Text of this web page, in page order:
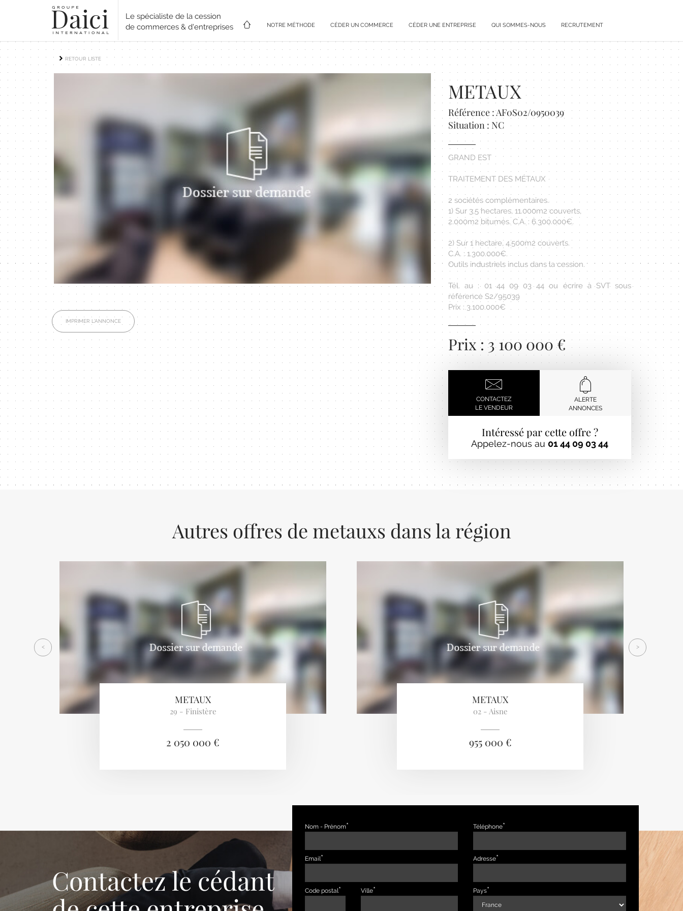
Le spécialiste de la cession
de commerces & d'entreprises
NOTRE MÉTHODE CÉDER UN COMMERCE CÉDER UNE ENTREPRISE QUI SOMMES-NOUS RECRUTEMENT
RETOUR LISTE
IMPRIMER L'ANNONCE
METAUX
Référence : AF0S02/0950039
Situation : NC
GRAND EST
TRAITEMENT DES MÉTAUX
2 sociétés complémentaires.
1) Sur 3,5 hectares, 11.000m2 couverts,
2.000m2 bitumés. C.A. : 6.300.000€.
2) Sur 1 hectare, 4.500m2 couverts.
C.A. : 1.300.000€.
Outils industriels inclus dans la cession.
Tél. au : 01 44 09 03 44 ou écrire à SVT sous
référence S2/95039
Prix : 3.100.000€
Prix : 3 100 000 €
CONTACTEZ
LE VENDEUR
ALERTE
ANNONCES
Intéressé par cette offre ?
Appelez-nous au 01 44 09 03 44
Autres offres de metauxs dans la région
METAUX
29 - Finistère
2 050 000 €
METAUX
02 - Aisne
955 000 €
< >
Contactez le cédant
Nom - Prénom Téléphone
Email Adresse
Code postal Ville Pays